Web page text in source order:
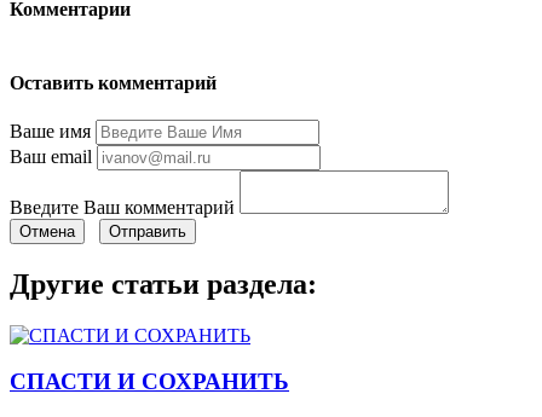
Комментарии
Оставить комментарий
Ваше имя
Ваш email
Введите Ваш комментарий
Отмена Отправить
Другие статьи раздела:
СПАСТИ И СОХРАНИТЬ